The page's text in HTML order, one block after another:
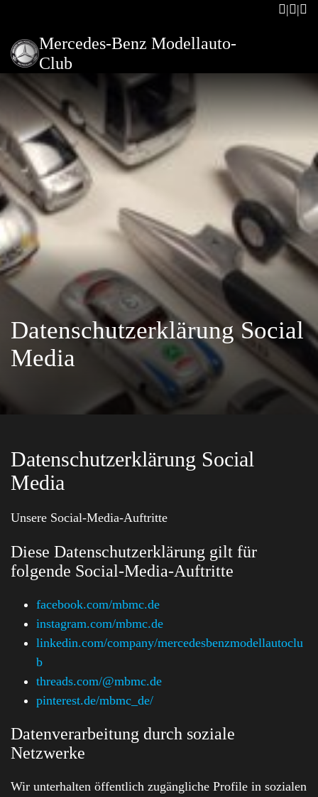
Mercedes-Benz Modellauto-
Club
Datenschutzerklärung Social
Media
Datenschutzerklärung Social
Media
Unsere Social-Media-Auftritte
Diese Datenschutzerklärung gilt für
folgende Social-Media-Auftritte
facebook.com/mbmc.de
instagram.com/mbmc.de
linkedin.com/company/mercedesbenzmodellautoclu
b
threads.com/@mbmc.de
pinterest.de/mbmc_de/
Datenverarbeitung durch soziale
Netzwerke
Wir unterhalten öffentlich zugängliche Profile in sozialen